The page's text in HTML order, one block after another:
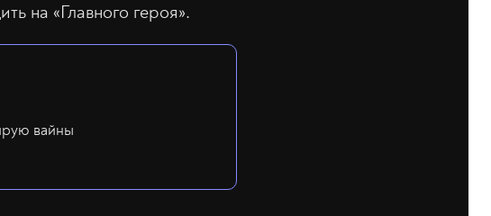
на «Главного героя».
вайны